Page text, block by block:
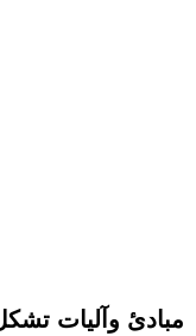
مبادئ وآليات